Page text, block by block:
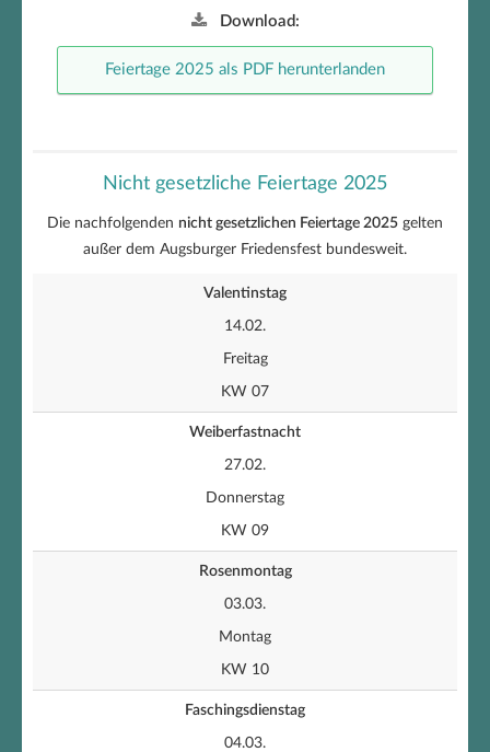
Download:
Feiertage 2025 als PDF herunterlanden
Nicht gesetzliche Feiertage 2025
Die nachfolgenden nicht gesetzlichen Feiertage 2025 gelten
außer dem Augsburger Friedensfest bundesweit.
Valentinstag
14.02.
Freitag
KW 07
Weiberfastnacht
27.02.
Donnerstag
KW 09
Rosenmontag
03.03.
Montag
KW 10
Faschingsdienstag
04.03.